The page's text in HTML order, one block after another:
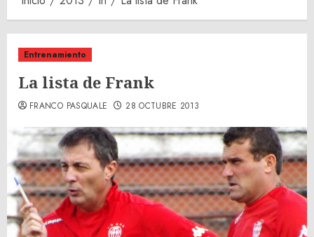
Entrenamiento
La lista de Frank
FRANCO PASQUALE 28 OCTUBRE 2013